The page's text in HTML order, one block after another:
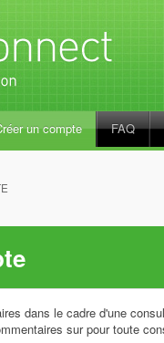
un compte FAQ
dans le cadre d'une
sur pour toute